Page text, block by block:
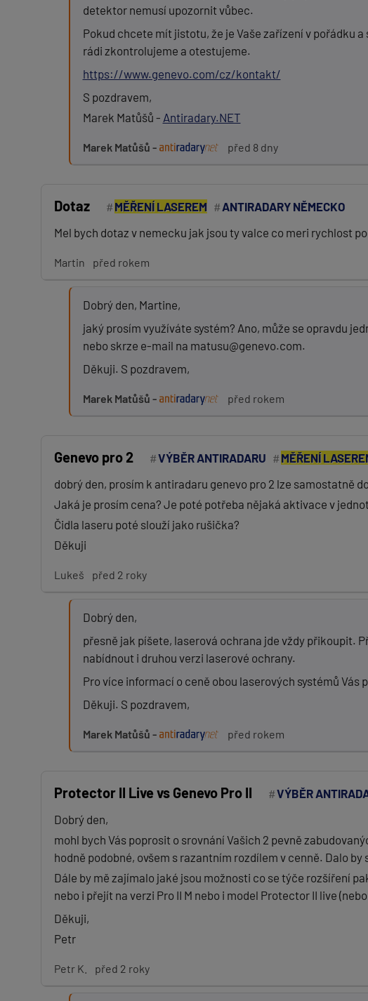
Zpráva:
detektor nemusí upozornit vůbec.
Pokud chcete mít jistotu, že je Vaše zařízení v pořádku
rádi zkontrolujeme a otestujeme.
https://www.genevo.com/cz/kontakt/
S pozdravem,
Marek Matůšů - Antiradary.NET
Marek Matůšů - před 8 dny
Dotaz MĚŘENÍ LASEREM
ANTIRADARY NĚMECKO
Mel bych dotaz v nemecku jak jsou ty valce co meri rychlost
Martin před rokem
Dobrý den, Martine,
jaký prosím využíváte systém? Ano, může se opravdu
nebo skrze e-mail na matusu@genevo.com.
Děkuji. S pozdravem,
Marek Matůšů - před rokem
Genevo pro 2 VÝBĚR ANTIRADARU MĚŘENÍ
dobrý den, prosím k antiradaru genevo pro 2 lze samostatně
Jaká je prosím cena? Je poté potřeba nějaká aktivace v
Čidla laseru poté slouží jako rušička?
Děkuji
Lukeš před 2 roky
Dobrý den,
přesně jak píšete, laserová ochrana jde vždy přikoupit.
nabídnout i druhou verzi laserové ochrany.
Pro více informací o ceně obou laserových systémů Vás
Děkuji. S pozdravem,
Marek Matůšů - před rokem
Protector II Live vs Genevo Pro II VÝBĚR
Dobrý den,
mohl bych Vás poprosit o srovnání Vašich 2 pevně
hodně podobné, ovšem s razantním rozdílem v cenně. Dalo
Dále by mě zajímalo jaké jsou možnosti co se týče rozšíření
nebo i přejít na verzi Pro II M nebo i model Protector II live
Děkuji,
Petr
Petr K. před 2 roky